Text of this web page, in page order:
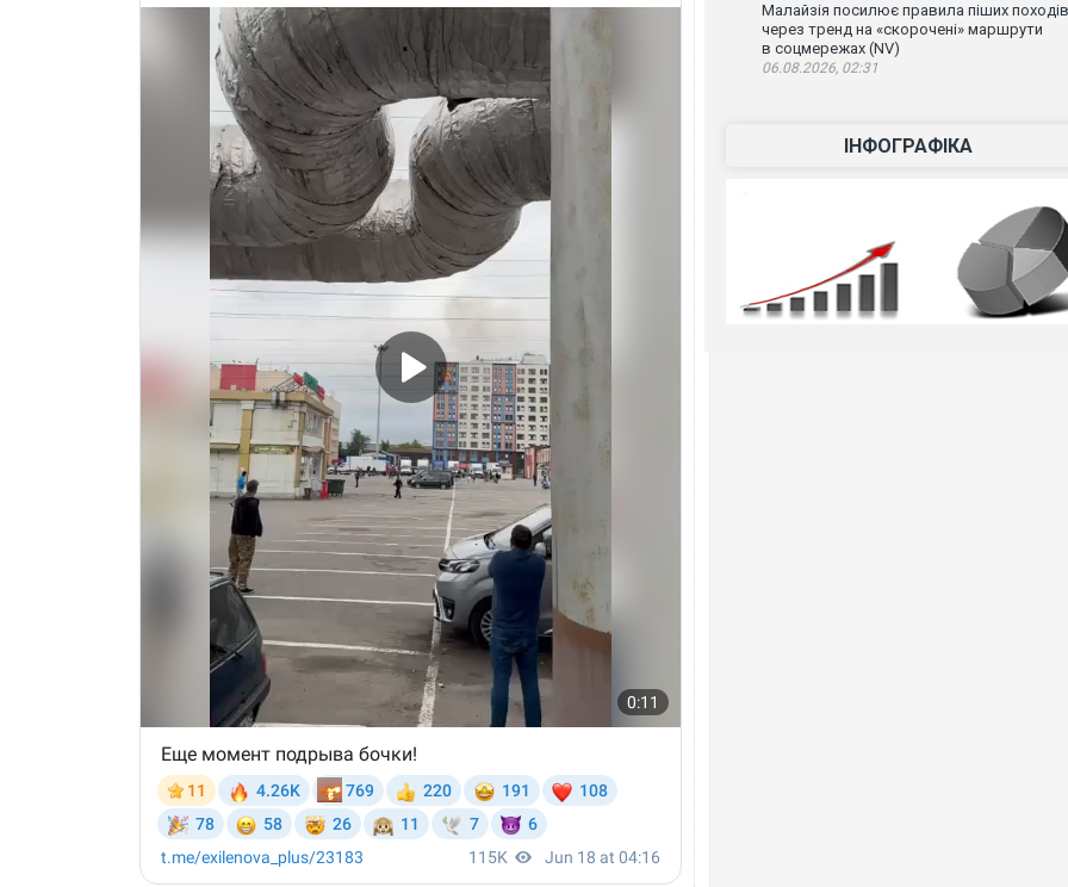
Малайзія посилює правила піших походів
через тренд на «скорочені» маршрути
в соцмережах (NV)
06.08.2026, 02:31
ІНФОГРАФІКА